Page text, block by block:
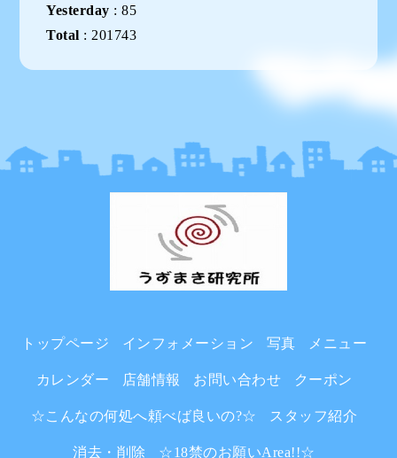
Yesterday :85
Total : 201743
トップページ インフォメーション 写真 メニュー
カレンダー 店舗情報 お問い合わせ クーポン
☆こんなの何処へ頼べば良いの?☆ スタッフ紹介
消去・削除 ☆18禁のお願いArea!!☆